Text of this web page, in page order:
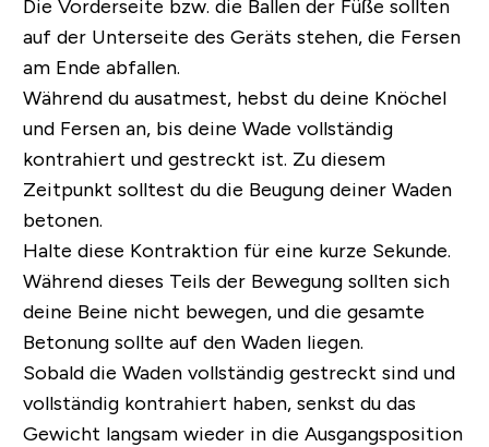
Die Vorderseite bzw. die Ballen der Füße sollten
auf der Unterseite des Geräts stehen, die Fersen
am Ende abfallen.
Während du ausatmest, hebst du deine Knöchel
und Fersen an, bis deine Wade vollständig
kontrahiert und gestreckt ist. Zu diesem
Zeitpunkt solltest du die Beugung deiner Waden
betonen.
Halte diese Kontraktion für eine kurze Sekunde.
Während dieses Teils der Bewegung sollten sich
deine Beine nicht bewegen, und die gesamte
Betonung sollte auf den Waden liegen.
Sobald die Waden vollständig gestreckt sind und
vollständig kontrahiert haben, senkst du das
Gewicht langsam wieder in die Ausgangsposition